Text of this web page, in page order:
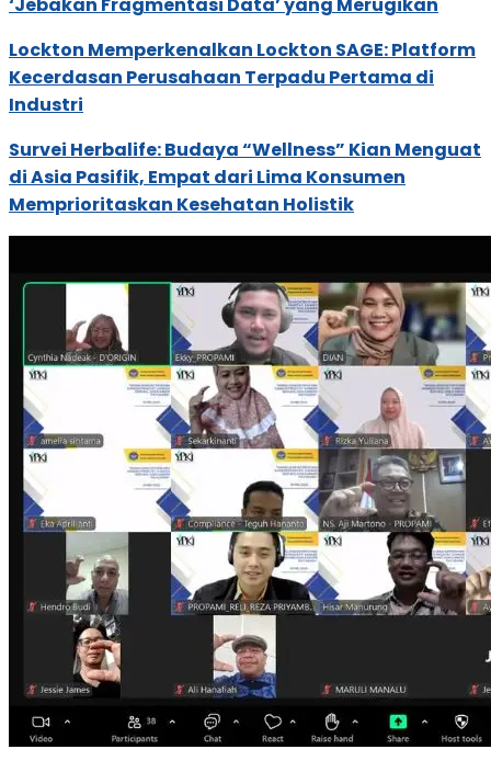
‘Jebakan Fragmentasi Data’ yang Merugikan
Lockton Memperkenalkan Lockton SAGE: Platform
Kecerdasan Perusahaan Terpadu Pertama di
Industri
Survei Herbalife: Budaya “Wellness” Kian Menguat
di Asia Pasifik, Empat dari Lima Konsumen
Memprioritaskan Kesehatan Holistik